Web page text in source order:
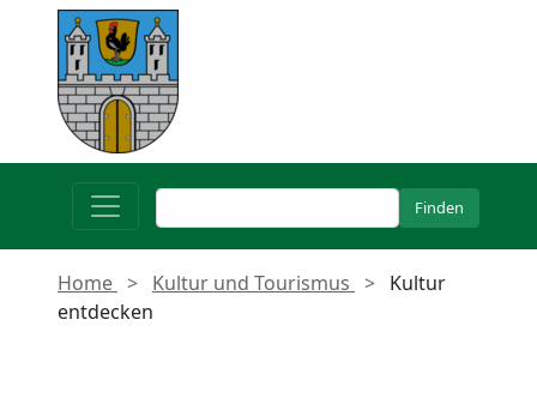
Home Kultur und Tourismus
Kultur
entdecken